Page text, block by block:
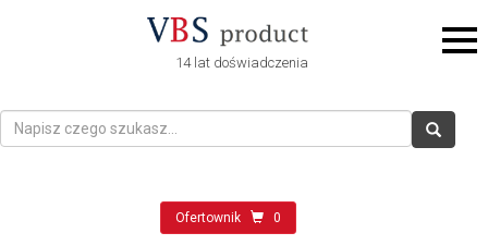
14 lat doświadczenia
Ofertownik 0